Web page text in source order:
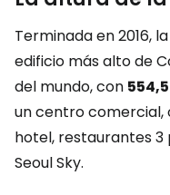
Terminada en 2016,
edificio más alto de
del mundo, con
un centro comercial,
hotel, restaurantes
Seoul Sky.